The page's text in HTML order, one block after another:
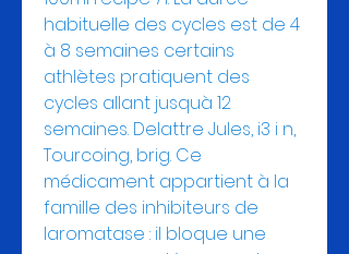
habituelle des cycles est de 4
à 8 semaines certains
athlètes pratiquent des
cycles allant jusquà 12
semaines. Delattre Jules, i3 i n,
Tourcoing, brig. Ce
médicament appartient à la
famille des inhibiteurs de
laromatase : il bloque une